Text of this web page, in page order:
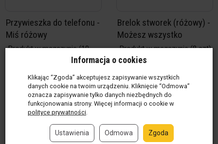
Przywieszka do telefonu -
Miś różowy
Produkt w magazynie(10
Brelok stworek (różowy) -
Możesz wszystko
Produkt w magazynie(8 szt)
22,00 zł / szt
szt
Do koszyka
Informacja o cookies
Klikając “Zgoda” akceptujesz zapisywanie wszystkich
danych cookie na twoim urządzeniu. Kliknięcie “Odmowa”
oznacza zapisywanie tylko danych niezbędnych do
funkcjonowania strony. Więcej informacji o cookie w
polityce prywatności
Ustawienia Odmowa Zgoda